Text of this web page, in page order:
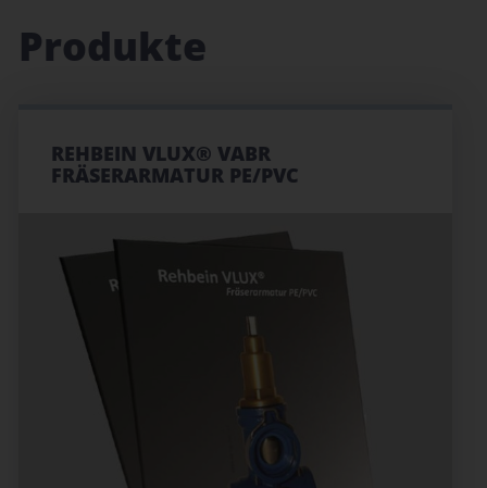
Produkte
REHBEIN VLUX® VABR
FRÄSERARMATUR PE/PVC